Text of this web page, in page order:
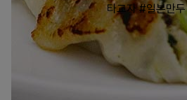
타교자 #일본만두